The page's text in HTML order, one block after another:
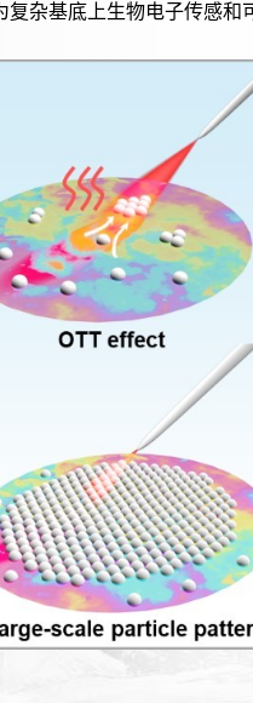
复杂基底上生物电子传感和